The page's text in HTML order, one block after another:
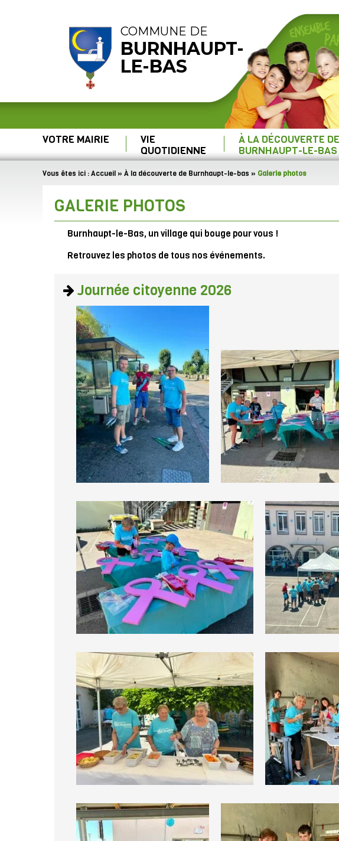
COMMUNE DE
BURNHAUPT-
LE-BAS
VOTRE MAIRIE VIE
QUOTIDIENNE
À LA DÉCOUVERTE DE
BURNHAUPT-LE-BAS
Vous êtes ici :Accueil » À la découverte de Burnhaupt-le-bas » Galerie photos
GALERIE PHOTOS
Burnhaupt-le-Bas, un village qui bouge pour vous !
Retrouvez les photos de tous nos événements.
Journée citoyenne 2026